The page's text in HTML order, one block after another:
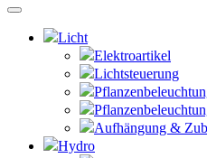
Licht
Elektroartikel
Lichtsteuerung
Aufhängung &
Hydro